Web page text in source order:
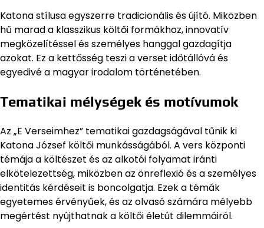
Katona stílusa egyszerre tradicionális és újító. Miközben
hű marad a klasszikus költői formákhoz, innovatív
megközelítéssel és személyes hanggal gazdagítja
azokat. Ez a kettősség teszi a verset időtállóvá és
egyedivé a magyar irodalom történetében.
Tematikai mélységek és motívumok
Az „E Verseimhez” tematikai gazdagságával tűnik ki
Katona József költői munkásságából. A vers központi
témája a költészet és az alkotói folyamat iránti
elkötelezettség, miközben az önreflexió és a személyes
identitás kérdéseit is boncolgatja. Ezek a témák
egyetemes érvényűek, és az olvasó számára mélyebb
megértést nyújthatnak a költői életút dilemmáiról.